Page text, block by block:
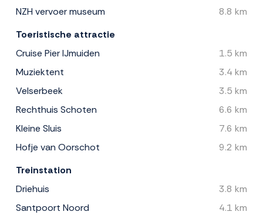
NZH vervoer museum
8.8 km
Toeristische attractie
Cruise Pier IJmuiden
1.5 km
Muziektent
3.4 km
Velserbeek
3.5 km
Rechthuis Schoten
6.6 km
Kleine Sluis
7.6 km
Hofje van Oorschot
9.2 km
Treinstation
Driehuis
3.8 km
Santpoort Noord
4.1 km